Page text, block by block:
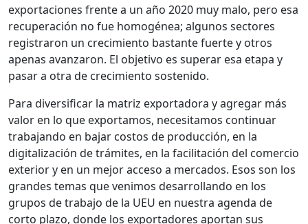
exportaciones frente a un año 2020 muy malo, pero esa
recuperación no fue homogénea; algunos sectores
registraron un crecimiento bastante fuerte y otros
apenas avanzaron. El objetivo es superar esa etapa y
pasar a otra de crecimiento sostenido.
Para diversificar la matriz exportadora y agregar más
valor en lo que exportamos, necesitamos continuar
trabajando en bajar costos de producción, en la
digitalización de trámites, en la facilitación del comercio
exterior y en un mejor acceso a mercados. Esos son los
grandes temas que venimos desarrollando en los
grupos de trabajo de la UEU en nuestra agenda de
corto plazo, donde los exportadores aportan sus